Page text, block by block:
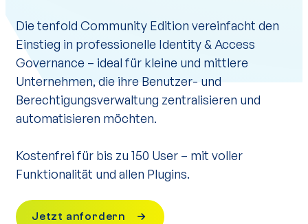
Die tenfold Community Edition vereinfacht den
Einstieg in professionelle Identity & Access
Governance – ideal für kleine und mittlere
Unternehmen, die ihre Benutzer- und
Berechtigungsverwaltung zentralisieren und
automatisieren möchten.
Kostenfrei für bis zu 150 User – mit voller
Funktionalität und allen Plugins.
Jetzt anfordern